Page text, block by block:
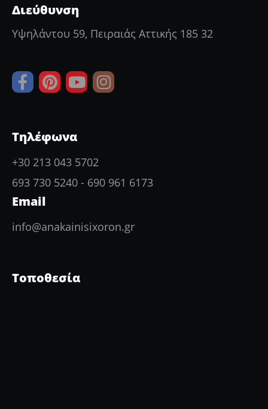
Διεύθυνση
Υψηλάντου 59, Πειραιάς Αττικής 185 32
Τηλέφωνα
+30 213 043 5702
693 730 5240 - 690 961 6173
Email
info@anakainisixoron.gr
Τοποθεσία